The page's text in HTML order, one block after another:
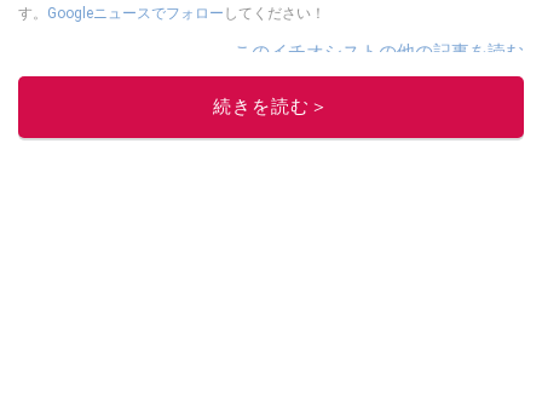
す。 Googleニュースでフォロー してください！
このイチオシストの他の記事を読む
続きを読む＞